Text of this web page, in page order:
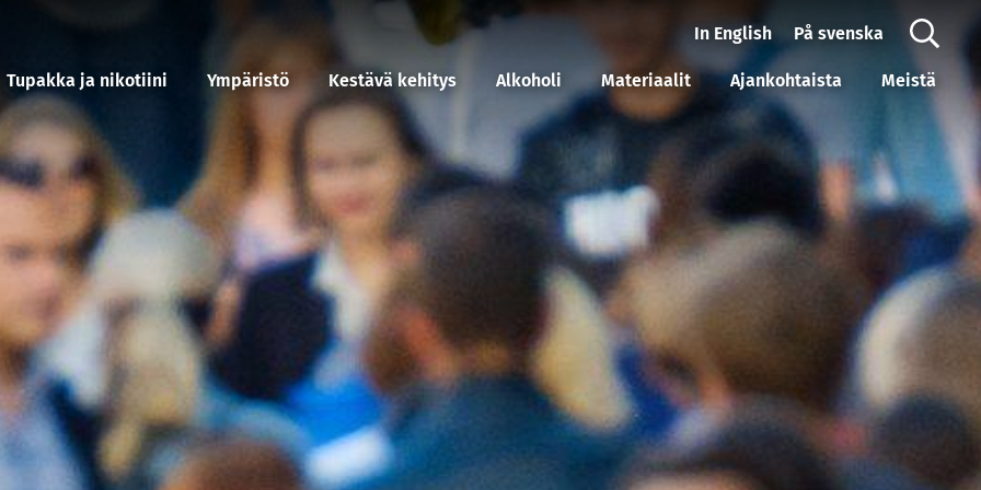
Tupakka ja nikotiini Ympäristö Kestävä kehitys Alkoholi Materiaalit Ajankohtaista Meistä
In English På svenska